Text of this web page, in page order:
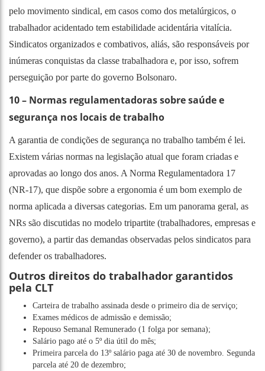
pelo movimento sindical, em casos como dos metalúrgicos, o
trabalhador acidentado tem estabilidade acidentária vitalícia.
Sindicatos organizados e combativos, aliás, são responsáveis por
inúmeras conquistas da classe trabalhadora e, por isso, sofrem
perseguição por parte do governo Bolsonaro.
10 – Normas regulamentadoras sobre saúde e
segurança nos locais de trabalho
A garantia de condições de segurança no trabalho também é lei.
Existem várias normas na legislação atual que foram criadas e
aprovadas ao longo dos anos. A Norma Regulamentadora 17
(NR-17), que dispõe sobre a ergonomia é um bom exemplo de
norma aplicada a diversas categorias. Em um panorama geral, as
NRs são discutidas no modelo tripartite (trabalhadores, empresas e
governo), a partir das demandas observadas pelos sindicatos para
defender os trabalhadores.
Outros direitos do trabalhador garantidos
pela CLT
Carteira de trabalho assinada desde o primeiro dia de serviço;
Exames médicos de admissão e demissão;
Repouso Semanal Remunerado (1 folga por semana);
Salário pago até o 5º dia útil do mês;
Primeira parcela do 13º salário paga até 30 de novembro. Segunda
parcela até 20 de dezembro;